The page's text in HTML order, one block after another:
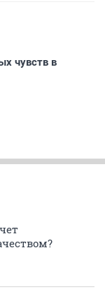
чувств в